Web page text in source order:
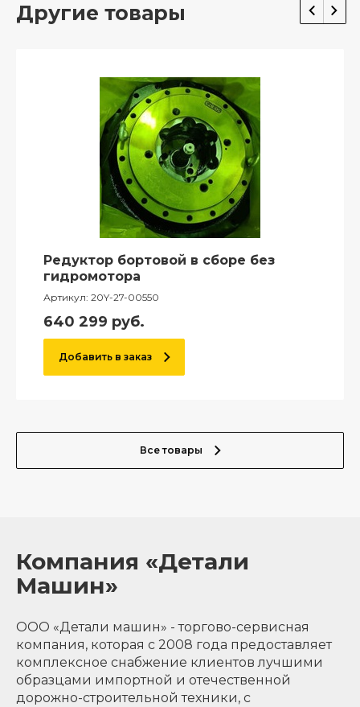
Другие товары
Редуктор бортовой в сборе без
гидромотора
Артикул: 20Y-27-00550
640 299 руб.
Добавить в заказ
Все товары
Компания «Детали
Машин»
ООО «Детали машин» - торгово-сервисная
компания, которая с 2008 года предоставляет
комплексное снабжение клиентов лучшими
образцами импортной и отечественной
дорожно-строительной техники, с